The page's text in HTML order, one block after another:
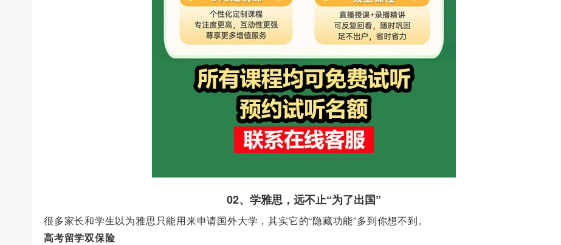
02、学雅思，远不止“为了出国”
很多家长和学生以为雅思只能用来申请国外大学，其实它的“隐藏功能”多到你想不到。
高考留学双保险